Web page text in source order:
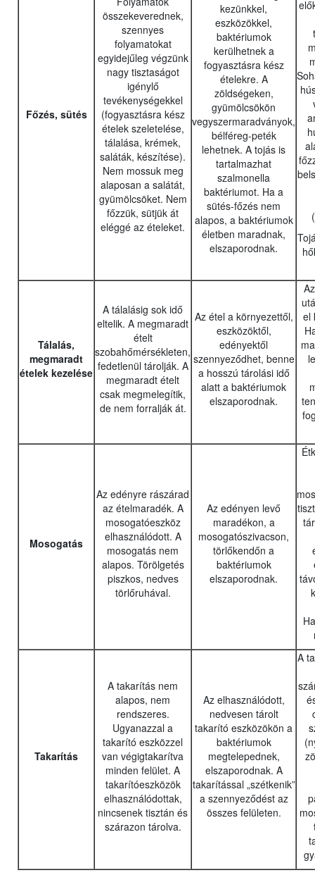
Főzés, sütés
összekeverednek,
szennyes
folyamatokat
egyidejűleg végzünk
nagy tisztaságot
igénylő
tevékenységekkel
(fogyasztásra kész
ételek szeletelése,
tálalása, krémek,
saláták, készítése).
Nem mossuk meg
alaposan a salátát,
gyümölcsöket. Nem
főzzük, sütjük át
eléggé az ételeket.
kezünkkel,
eszközökkel,
baktériumok
kerülhetnek a
fogyasztásra kész
ételekre. A
zöldségeken,
gyümölcsökön
vegyszermaradványok,
bélféreg-peték
lehetnek. A tojás is
tartalmazhat
szalmonella
baktériumot. Ha a
sütés-főzés nem
alapos, a baktériumok
életben maradnak,
elszaporodnak.
Tálalás,
megmaradt
ételek kezelése
A tálalásig sok idő
eltelik. A megmaradt
ételt
szobahőmérsékleten,
fedetlenül tárolják. A
megmaradt ételt
csak megmelegítik,
de nem forralják át.
Az étel a környezettől,
eszközöktől,
edényektől
szennyeződhet, benne
a hosszú tárolási idő
alatt a baktériumok
elszaporodnak.
el
Mosogatás
Az edényre rászárad
az ételmaradék. A
mosogatóeszköz
elhasználódott. A
mosogatás nem
alapos. Törölgetés
piszkos, nedves
törlőruhával.
Az edényen levő
maradékon, a
mosogatószivacson,
törlőkendőn a
baktériumok
elszaporodnak.
Takarítás
A takarítás nem
alapos, nem
rendszeres.
Ugyanazzal a
takarító eszközzel
van végigtakarítva
minden felület. A
takarítóeszközök
elhasználódottak,
nincsenek tisztán és
szárazon tárolva.
Az elhasználódott,
nedvesen tárolt
takarító eszközökön a
baktériumok
megtelepednek,
elszaporodnak. A
takarítással „szétkenik”
a szennyeződést az
összes felületen.
A